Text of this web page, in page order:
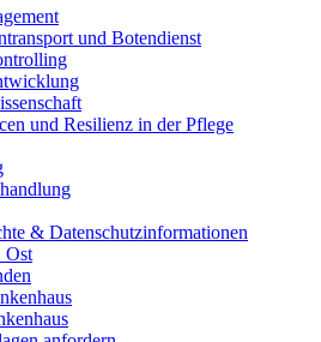
und Botendienst
und Resilienz in der Pflege
& Datenschutzinformationen
Ost